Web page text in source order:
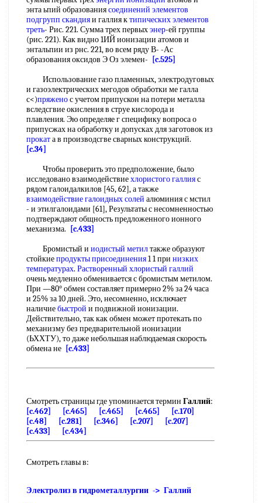
энта ьпий образованиясоединений элементов
подгрупп скандияи галлия ктипических элементов
треть- Рис. 221. Сумма трех первыхэнер-ей группы
(рис. 221). Как видно 1ИЙ ионизации атомов и
энтальпии из рнс. 221, во всем ряду В- -Ас
образования оксидов Э Оз элемен-
[c.525]
Использование газо пламенных, электродуговых
и газоэлектрических мегодов обработки ме галла
с<)пряженос учетом припускон на потери металла
вследсгвие окисления в струе кислорода и
плавления. Эю определяе г специфику вопроса о
припусжах на обработку и допусках для заготовок из
проката в производсгве сварных конструкций.
[c.34]
Чтобы проверить это предположение, было
исследовано взаимодействиехлористого галлияс
рядом галоидалкилов [45, 62], а также
взаимодействие галоидных солей алюминия с мстил
- и этилгалоидами [61], Результаты с несомненностью
подтверждают общность предложенного ионного
механизма.
[c.433]
Бромистый и иодистый метилтакже образуют
стойкиепродукты присоединения1 1 при низких
температурах. Растворенный хлористый галлий
очень медленно обменивается с бромистым метилом.
При —80° обмен составляет примерно 2% за 24 часа
и 25% за 10 дней. Это, несомненно, исключает
наличиебыстрой и подвижной ионизации.
Действительно, так как обмен может протекать по
механизму без предварительной ионизации
(ЬХХТУ), то даже небольшая наблюдаемая скорость
обмена не [c.433]
Смотреть страницы где упоминается термин Галлий:
[c.462]
[c.465] [c.465] [c.465]
[c.170]
[c.48]
[c.281] [c.346] [c.207]
[c.207]
[c.433]
[c.434]
Смотреть главы в:
Электролиз в гидрометаллургии -> Галлий